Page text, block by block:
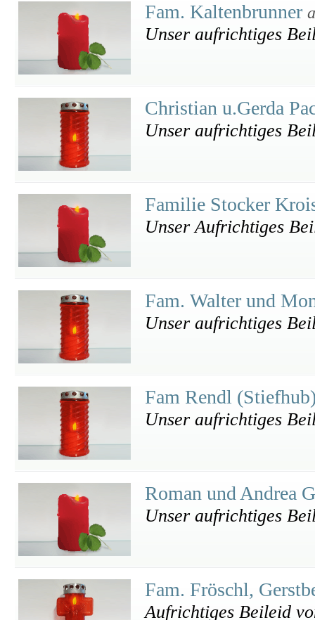
Fam. Kaltenbrunner
Unser aufrichtiges
Christian u.Gerda
Unser aufrichtiges
Familie Stocker
Unser Aufrichtiges
Fam. Walter und
Unser aufrichtiges
Fam Rendl
Unser aufrichtiges
Roman und Andrea
Unser aufrichtiges
Fam. Fröschl,
Aufrichtiges Beileid